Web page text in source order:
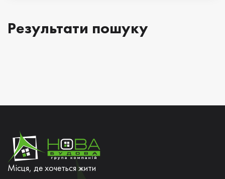
Результати пошуку
Місця, де хочеться жити